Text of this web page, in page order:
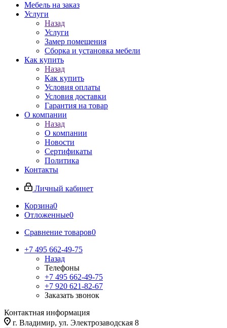
Мебель на заказ
Услуги
Назад
Услуги
Замер помещения
Сборка и установка мебели
Как купить
Назад
Как купить
Условия оплаты
Условия доставки
Гарантия на товар
О компании
Назад
О компании
Новости
Сертификаты
Политика
Контакты
Личный кабинет
Корзина0
Отложенные0
Сравнение товаров0
+7 495 662-49-75
Назад
Телефоны
+7 495 662-49-75
+7 920 621-82-67
Заказать звонок
Контактная информация
г. Владимир, ул. Электрозаводская 8